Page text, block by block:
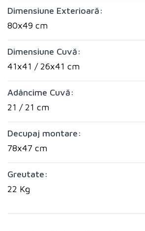
Dimensiune Exterioară:
80x49 cm
Dimensiune Cuvă:
41x41 / 26x41 cm
Adâncime Cuvă:
21 / 21 cm
Decupaj montare:
78x47 cm
Greutate:
22 Kg